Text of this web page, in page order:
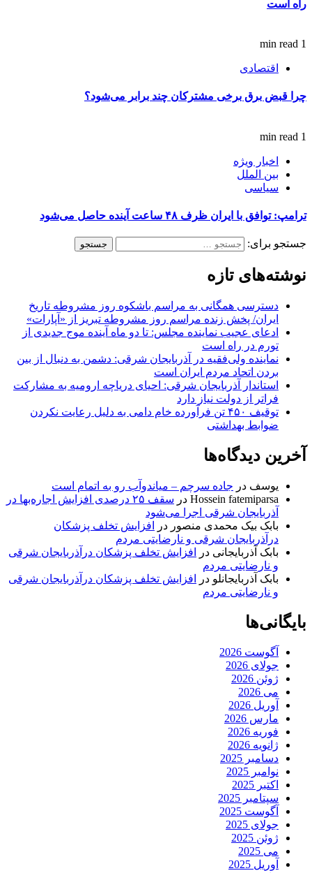
راه است
1 min read
اقتصادی
چرا قبض برق برخی مشترکان چند برابر می‌شود؟
1 min read
اخبار ویژه
بین الملل
سیاسی
ترامپ: توافق با ایران ظرف ۴۸ ساعت آینده حاصل می‌شود
جستجو برای:
نوشته‌های تازه
دسترسی همگانی به مراسم باشکوه روز مشروطه تاریخ
ایران/ پخش زنده مراسم روز مشروطه تبریز از «آپارات»
ادعای عجیب نماینده مجلس: تا دو ماه آینده موج جدیدی از
تورم در راه است
نماینده ولی‌فقیه در آذربایجان شرقی: دشمن به دنبال از بین
بردن اتحاد مردم ایران است
استاندار آذربایجان شرقی: احیای دریاچه ارومیه به مشارکت
فراتر از دولت نیاز دارد
توقیف ۴۵۰ تن فرآورده خام دامی به دلیل رعایت نکردن
ضوابط بهداشتی
آخرین دیدگاه‌ها
یوسف در جاده سرچم – میاندوآب رو به اتمام است
Hossein fatemiparsa در
سقف ۲۵ درصدی افزایش اجاره‌بها در
آذربایجان شرقی اجرا می‌شود
بابک بیک محمدی منصور در
افزایش تخلف پزشکان
درآذربایجان شرقی و نارضایتی مردم
بابک آذربایجانی در
افزایش تخلف پزشکان درآذربایجان شرقی
و نارضایتی مردم
بابک آذربایجانلو در
افزایش تخلف پزشکان درآذربایجان شرقی
و نارضایتی مردم
بایگانی‌ها
آگوست 2026
جولای 2026
ژوئن 2026
می 2026
آوریل 2026
مارس 2026
فوریه 2026
ژانویه 2026
دسامبر 2025
نوامبر 2025
اکتبر 2025
سپتامبر 2025
آگوست 2025
جولای 2025
ژوئن 2025
می 2025
آوریل 2025